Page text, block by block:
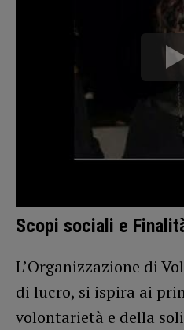
Scopi sociali e
L’Organizzazione di
di lucro, si ispira ai
volontarietà e della